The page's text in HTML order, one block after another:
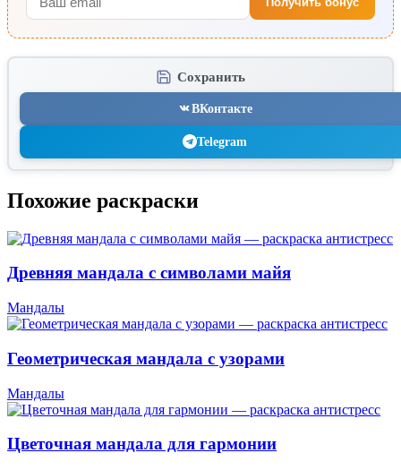
Сохранить
ВКонтакте
Telegram
Похожие раскраски
Древняя мандала с символами майя
Мандалы
Геометрическая мандала с узорами
Мандалы
Цветочная мандала для гармонии